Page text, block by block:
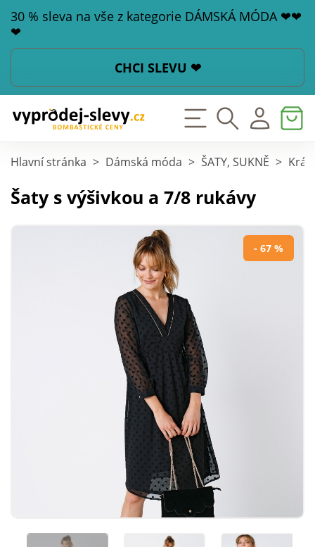
30 % sleva na vše z kategorie DÁMSKÁ MÓDA ❤❤
❤
CHCI SLEVU ❤
Hlavní stránka > Dámská móda > ŠATY, SUKNĚ >
Šaty s výšivkou a 7/8 rukávy
- 67 %